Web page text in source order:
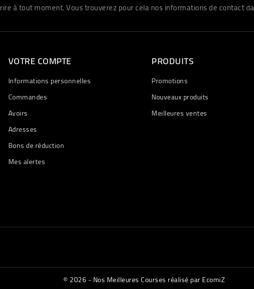
à tout moment. Vous trouverez pour cela nos informations de contact
VOTRE COMPTE
Informations personnelles
Commandes
Avoirs
Adresses
Bons de réduction
Mes alertes
PRODUITS
Promotions
Nouveaux produits
Meilleures ventes
© 2026 - Nos Meilleures Courses réalisé par EcomiZ